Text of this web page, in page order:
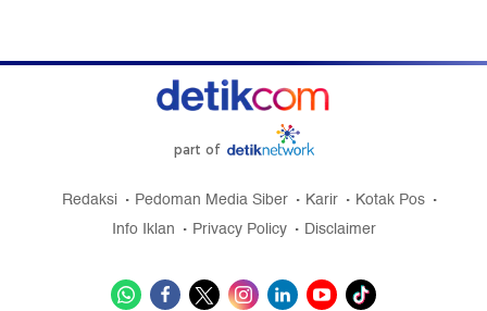
part of
Redaksi Pedoman Media Siber Karir
Kotak Pos
Info Iklan
Privacy Policy Disclaimer